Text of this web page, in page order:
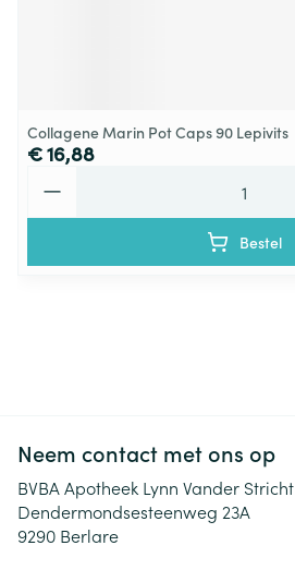
Collagene Marin Pot Caps 90 Lepivits
€ 16,88
Bestel
Neem contact met ons op
BVBA Apotheek Lynn Vander Stricht
Dendermondsesteenweg 23A
9290 Berlare